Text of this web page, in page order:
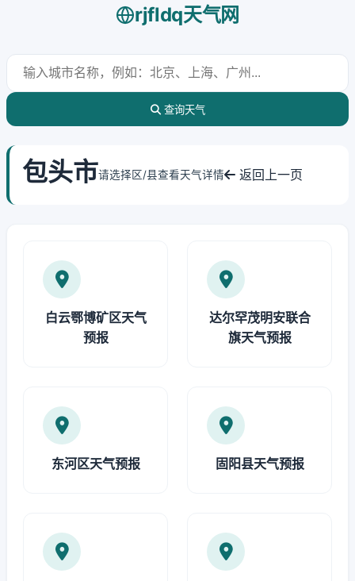
rjfldq天气网
查询天气
包头市请选择区/县查看天气详情 返回上一页
白云鄂博矿区天气
预报
达尔罕茂明安联合
旗天气预报
东河区天气预报 固阳县天气预报